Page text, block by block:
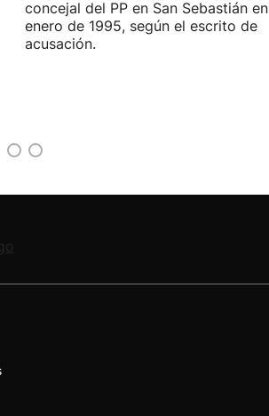
concejal del PP en San Sebastián en
enero de 1995, según el escrito de
acusación.